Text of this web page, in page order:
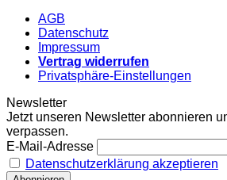
AGB
Datenschutz
Impressum
Vertrag widerrufen
Privatsphäre-Einstellungen
Newsletter
Jetzt unseren Newsletter abonnieren
verpassen.
E-Mail-Adresse
Datenschutzerklärung akzeptieren